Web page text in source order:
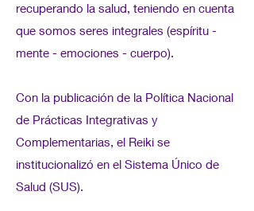
recuperando la salud, teniendo en cuenta
que somos seres integrales (espíritu -
mente - emociones - cuerpo).
Con la publicación de la Política Nacional
de Prácticas Integrativas y
Complementarias, el Reiki se
institucionalizó en el Sistema Único de
Salud (SUS).